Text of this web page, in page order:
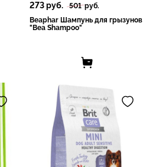
273руб. 501руб.
Beaphar Шампунь для грызунов
"Bea Shampoo"